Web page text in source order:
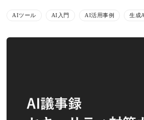
AIツール AI入門 AI活用事例 生成